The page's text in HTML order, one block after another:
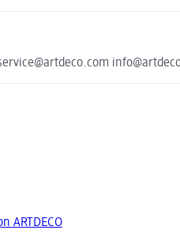
ARTDECO